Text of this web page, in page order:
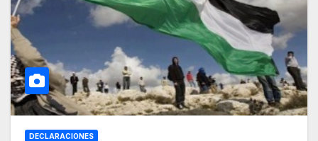
DECLARACIONES